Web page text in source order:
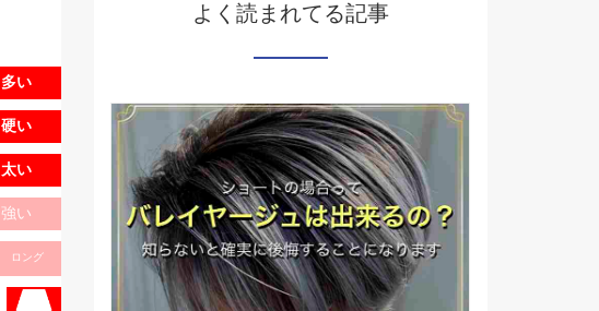
多い
硬い
太い
強い
ロング
よく読まれてる記事